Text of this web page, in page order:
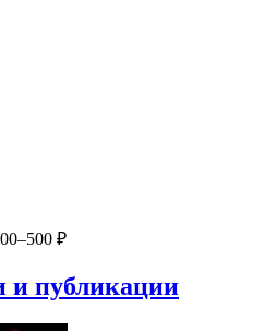
₽
и публикации